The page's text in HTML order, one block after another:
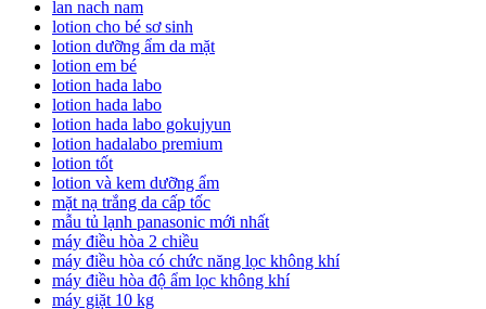
lan nach nam
lotion cho bé sơ sinh
lotion dưỡng ẩm da mặt
lotion em bé
lotion hada labo
lotion hada labo
lotion hada labo gokujyun
lotion hadalabo premium
lotion tốt
lotion và kem dưỡng ẩm
mặt nạ trắng da cấp tốc
mẫu tủ lạnh panasonic mới nhất
máy điều hòa 2 chiều
máy điều hòa có chức năng lọc không khí
máy điều hòa độ ẩm lọc không khí
máy giặt 10 kg